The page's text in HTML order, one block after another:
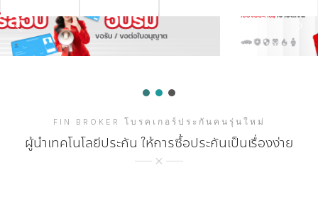
FIN BROKER โบรคเกอร์ประกันคนรุ่นใหม่
ผู้นำเทคโนโลยีประกัน ให้การซื้อประกันเป็นเรื่องง่าย